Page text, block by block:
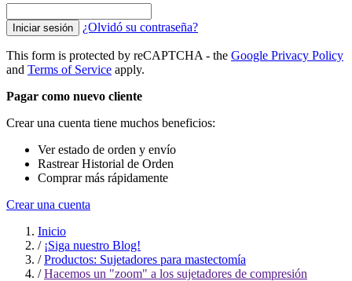
Iniciar sesión ¿Olvidó su contraseña?
This form is protected by reCAPTCHA - the Google Privacy Policy
and Terms of Service apply.
Pagar como nuevo cliente
Crear una cuenta tiene muchos beneficios:
Ver estado de orden y envío
Rastrear Historial de Orden
Comprar más rápidamente
Crear una cuenta
Inicio
/ ¡Siga nuestro Blog!
/ Productos: Sujetadores para mastectomía
/ Hacemos un "zoom" a los sujetadores de compresión